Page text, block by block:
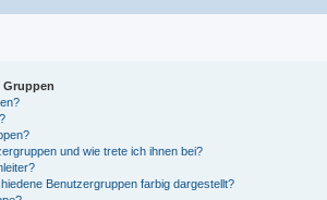
und wie trete ich ihnen bei?
Benutzergruppen farbig dargestellt?